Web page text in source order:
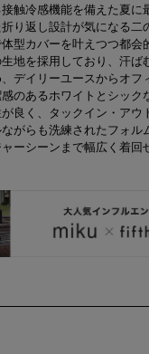
触冷感機能を備えた夏に
り返し設計が気になる二
型カバーを叶えつつ都会
地を採用しており、汗ば
デイリーユースからオフ
のあるホワイトとシック
良く、タックイン・アウ
がらも洗練されたフォル
ーシーンまで幅広く着回